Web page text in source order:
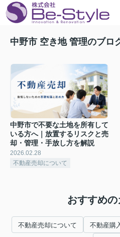
中野市 空き地 管理のブロ
中野市で不要な土地を所有して
いる方へ｜放置するリスクと売
却・管理・手放し方を解説
2026.02.28
不動産売却について
おすすめの
不動産売却について 不動産購